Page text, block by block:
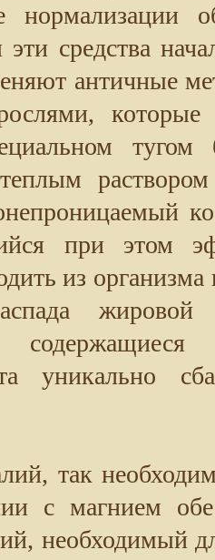
эти средства
античные
тугом
при этом
из
жировой
уникально
так
с магнием
необходимый